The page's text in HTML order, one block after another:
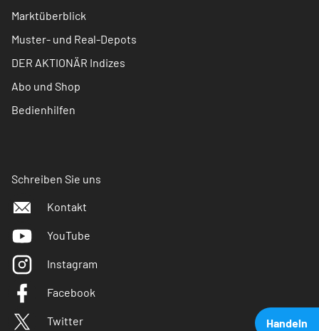
Handeln
Marktüberblick
Muster- und Real-Depots
DER AKTIONÄR Indizes
Abo und Shop
Bedienhilfen
Schreiben Sie uns
Kontakt
YouTube
Instagram
Facebook
Twitter